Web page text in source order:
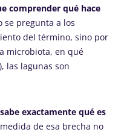
comprender qué hace
se pregunta a los
del término, sino por
microbiota, en qué
las lagunas son
exactamente qué es
de esa brecha no